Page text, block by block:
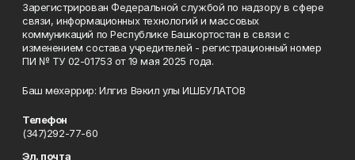
Зарегистрирован Федеральной службой по надзору в сфере
связи, информационных технологий и массовых
коммуникаций по Республике Башкортостан в связи с
изменением состава учредителей - регистрационный номер
ПИ № ТУ 02-01753 от 19 мая 2025 года.
Баш мөхәррир: Илгиз Вәкил улы ИШБУЛАТОВ
Телефон
(347)292-77-60
Эл. почта